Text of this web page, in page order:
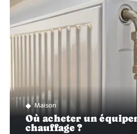
Maison
Où acheter un
chauffage ?